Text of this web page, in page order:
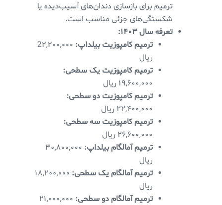
ترمیم برای بازسازی دندان‌های آسیب‌دیده یا
شکستگی‌های جزئی مناسب است.
تعرفه سال ۱۴۰۳:
ترمیم کامپوزیت بیلداپ: 2۲,۲۰۰,۰۰۰
ریال
ترمیم کامپوزیت یک سطحی:
۱۹,۶۰۰,۰۰۰ ریال
ترمیم کامپوزیت دو سطحی:
۲۲,۴۰۰,۰۰۰ ریال
ترمیم کامپوزیت سه سطحی:
۲۶,۶۰۰,۰۰۰ ریال
ترمیم آمالگام بیلداپ: ۳۰,۸۰۰,۰۰۰
ریال
ترمیم آمالگام یک سطحی: ۱۸,۲۰۰,۰۰۰
ریال
ترمیم آمالگام دو سطحی: ۲۱,۰۰۰,۰۰۰